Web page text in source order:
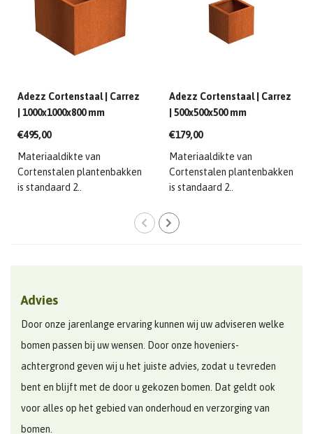
Adezz Cortenstaal | Carrez
| 1000x1000x800 mm
€495,00
Materiaaldikte van
Cortenstalen plantenbakken
is standaard 2..
Adezz Cortenstaal | Carrez
| 500x500x500 mm
€179,00
Materiaaldikte van
Cortenstalen plantenbakken
is standaard 2..
Advies
Door onze jarenlange ervaring kunnen wij uw adviseren welke
bomen passen bij uw wensen. Door onze hoveniers-
achtergrond geven wij u het juiste advies, zodat u tevreden
bent en blijft met de door u gekozen bomen. Dat geldt ook
voor alles op het gebied van onderhoud en verzorging van
bomen.